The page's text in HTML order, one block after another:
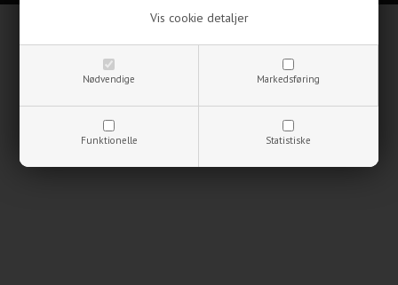
Nødvendige Markedsføring
Funktionelle Statistiske
Vis cookie detaljer